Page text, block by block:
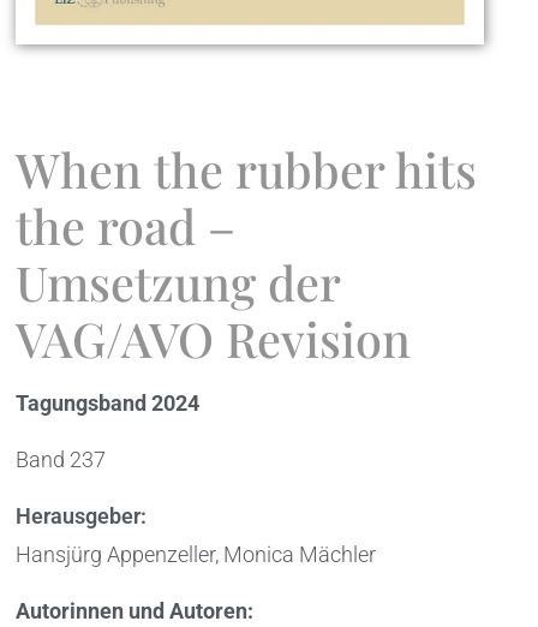
When the rubber hits
the road –
Umsetzung der
VAG/AVO Revision
Tagungsband 2024
Band 237
Herausgeber:
Hansjürg Appenzeller, Monica Mächler
Autorinnen und Autoren: